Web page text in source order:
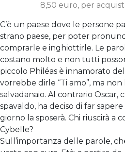
8,50 euro, per
C’è un paese dove le persone
strano paese, per poter
comprarle e inghiottirle. Le
costano molto e non tutti
piccolo Philéas è innamorato
vorrebbe dirle “Ti amo”, ma non
salvadanaio. Al contrario Oscar,
spavaldo, ha deciso di far
giorno la sposerà. Chi riuscirà a
Cybelle?
Sull’importanza delle parole,